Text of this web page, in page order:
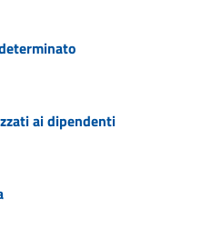
ai dipendenti